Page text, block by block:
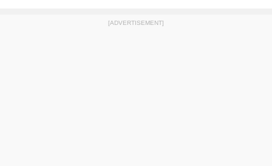
[ADVERTISEMENT]